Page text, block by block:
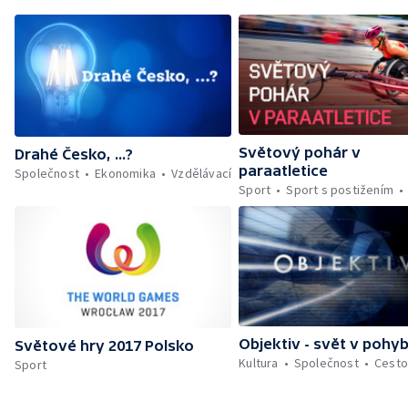
Drahé Česko, ...?
Společnost
Ekonomika Vzdělávací
Světový pohár v
paraatletice
Sport
Sport s postižením
Světové hry 2017 Polsko
Sport
Objektiv - svět v
Kultura
Společnost